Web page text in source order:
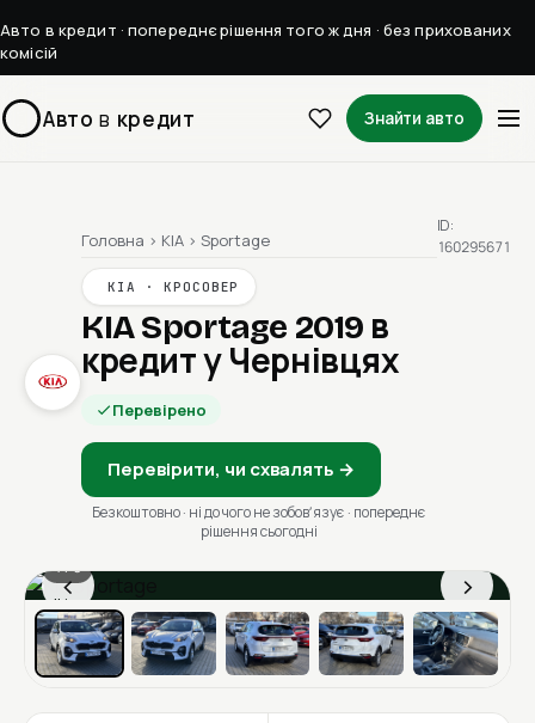
Авто в кредит · попереднє рішення того ж дня · без прихованих
комісій
Авто в кредит Знайти авто
Головна › KIA › Sportage
KIA · КРОСОВЕР
KIA Sportage 2019 в
кредит у Чернівцях
Перевірено
Перевірити, чи схвалять →
Безкоштовно · ні до чого не зобовʼязує · попереднє
рішення сьогодні
ID:
160295671
‹ ›
1 / 6
Ціна в місяць